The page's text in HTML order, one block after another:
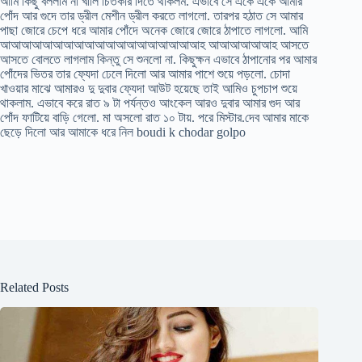
পোঁদ আর গুদে তার ড্রীল মেশীন ড্রীল করতে লাগলো. তারপর হঠাত সে আমার
পাছা জোরে চেপে ধরে আমার পোঁদে অনেক জোরে জোরে ঠাপাতে লাগলো. আমি
আআআআআআআআআআআআআআআআআআআহ আআআআআআহ আসতে
আসতে বোলতে লাগলাম কিন্তু সে শুনলো না. কিছুক্ষন এভাবে ঠাপানোর পর আমার
পোঁদের ভিতর তার ফ্যেদা ঢেলে দিলো আর আমার পাশে শুয়ে পড়লো. চোদা
খাওয়ার মাঝে আমারও দু দুবার ফ্যেদা আউট হয়েছে তাই আমিও চুপচাপ শুয়ে
থাকলাম. এভাবে করে রাত ৯ টা পর্যন্তও আংকেল আরও দুবার আমার গুদ আর
পোঁদ ফাটিয়ে বাড়ি গেলো. মা অসলো রাত ১০ টায়. পরে মিস্টার.দেব আমার মাকে
ছেড়ে দিলো আর আমাকে ধরে নিল boudi k chodar golpo
Related Posts